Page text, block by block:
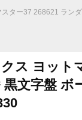
スター37 268621 ラン
ス ヨット
黒文字盤 ボ